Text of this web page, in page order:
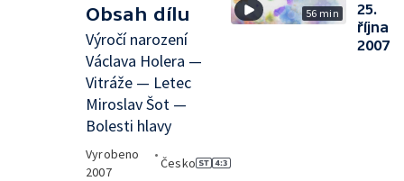
Obsah dílu
Výročí narození
Václava Holera —
Vitráže — Letec
Miroslav Šot —
Bolesti hlavy
Vyrobeno
2007
•
Česko
56 min
25.
října
2007